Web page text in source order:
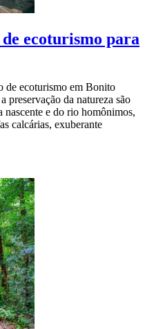
ecoturismo para
de ecoturismo em Bonito
preservação da natureza são
nascente e do rio homônimos,
calcárias, exuberante